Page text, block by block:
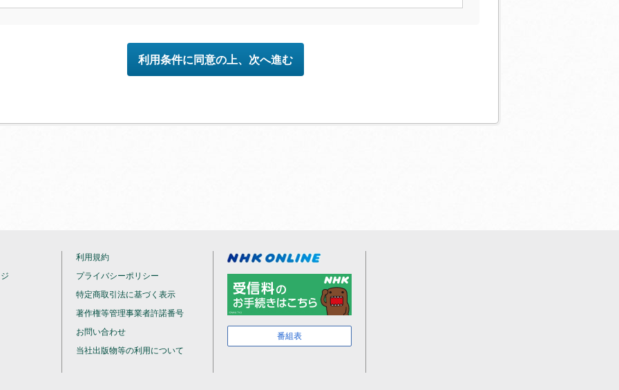
供方法やサービス内容、ご利用可能期間は変更する場合がございます。あらかじめご了承くださ
利用条件に同意の上、次へ進む
利用規約
プライバシーポリシー
特定商取引法に基づく表示
著作権等管理事業者許諾番号
お問い合わせ
当社出版物等の利用について
番組表